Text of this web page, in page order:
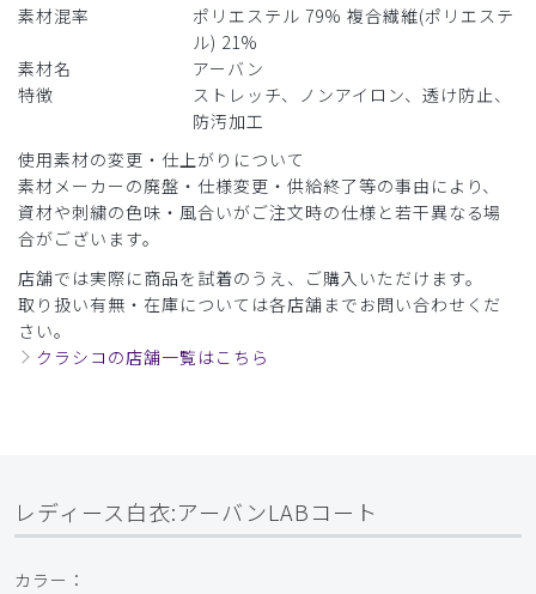
素材混率
ポリエステル 79% 複合繊維(ポリエステ
ル) 21%
素材名
アーバン
特徴
ストレッチ、ノンアイロン、透け防止、
防汚加工
使用素材の変更・仕上がりについて
素材メーカーの廃盤・仕様変更・供給終了等の事由により、
資材や刺繍の色味・風合いがご注文時の仕様と若干異なる場
合がございます。
店舗では実際に商品を試着のうえ、ご購入いただけます。
取り扱い有無・在庫については各店舗までお問い合わせくだ
さい。
クラシコの店舗一覧はこちら
レディース白衣:アーバンLABコート
カラー：